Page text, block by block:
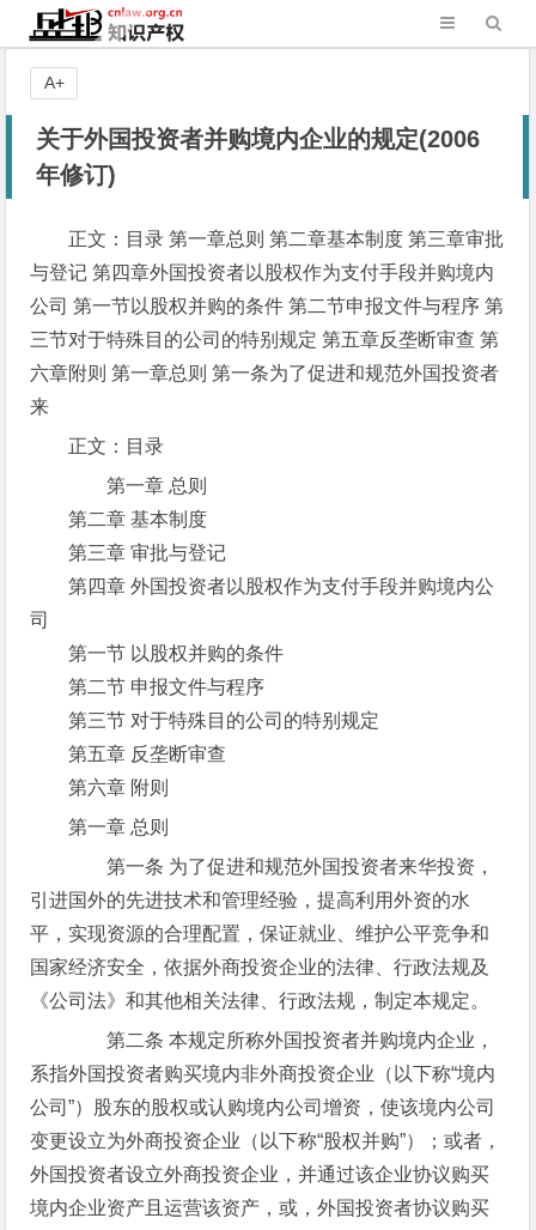
关于外国投资者并购境内企业的规定(2006
年修订)
正文：目录 第一章总则 第二章基本制度 第三章审批
与登记 第四章外国投资者以股权作为支付手段并购境内
公司 第一节以股权并购的条件 第二节申报文件与程序 第
三节对于特殊目的公司的特别规定 第五章反垄断审查 第
六章附则 第一章总则 第一条为了促进和规范外国投资者
来
正文：目录
第一章 总则
第二章 基本制度
第三章 审批与登记
第四章 外国投资者以股权作为支付手段并购境内公
司
第一节 以股权并购的条件
第二节 申报文件与程序
第三节 对于特殊目的公司的特别规定
第五章 反垄断审查
第六章 附则
第一章 总则
第一条 为了促进和规范外国投资者来华投资，
引进国外的先进技术和管理经验，提高利用外资的水
平，实现资源的合理配置，保证就业、维护公平竞争和
国家经济安全，依据外商投资企业的法律、行政法规及
《公司法》和其他相关法律、行政法规，制定本规定。
第二条 本规定所称外国投资者并购境内企业，
系指外国投资者购买境内非外商投资企业（以下称“境内
公司”）股东的股权或认购境内公司增资，使该境内公司
变更设立为外商投资企业（以下称“股权并购”）；或者，
外国投资者设立外商投资企业，并通过该企业协议购买
境内企业资产且运营该资产，或，外国投资者协议购买
A+